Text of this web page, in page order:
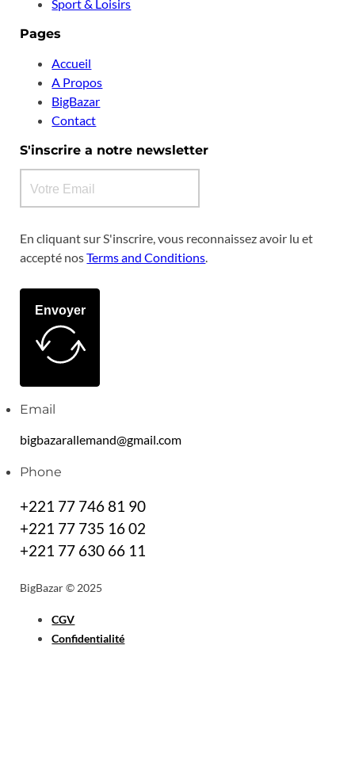
Sport & Loisirs
Pages
Accueil
A Propos
BigBazar
Contact
S'inscrire a notre newsletter
En cliquant sur S'inscrire, vous reconnaissez avoir lu et
accepté nosTerms and Conditions.
Envoyer
Email
bigbazarallemand@gmail.com
Phone
+221 77 746 81 90
+221 77 735 16 02
+221 77 630 66 11
BigBazar © 2025
CGV
Confidentialité